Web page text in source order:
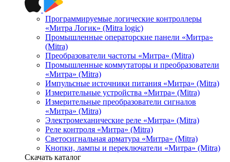
Программируемые логические контроллеры
«Митра Логик» (Mitra logic)
Промышленные операторские панели «Митра»
(Mitra)
Преобразователи частоты «Митра» (Mitra)
Промышленные коммутаторы и преобразователи
«Митра» (Mitra)
Импульсные источники питания «Митра» (Mitra)
Измерительные устройства «Митра» (Mitra)
Измерительные преобразователи сигналов
«Митра» (Mitra)
Электромеханические реле «Митра» (Mitra)
Реле контроля «Митра» (Mitra)
Светосигнальная арматура «Митра» (Mitra)
Кнопки, лампы и переключатели «Митра» (Mitra)
Скачать каталог